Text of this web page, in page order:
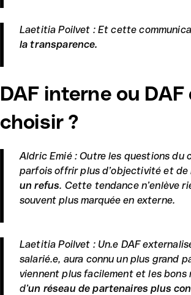
Laetitia Poilvet : Et cette
la transparence.
DAF interne ou
choisir ?
Aldric Emié : Outre les questions
parfois offrir plus d’objectivité et
un refus. Cette tendance n’enlève
souvent plus marquée en externe.
Laetitia Poilvet : Un.e DAF
salarié.e, aura connu un plus grand
viennent plus facilement et les bons
d’un réseau de partenaires plus